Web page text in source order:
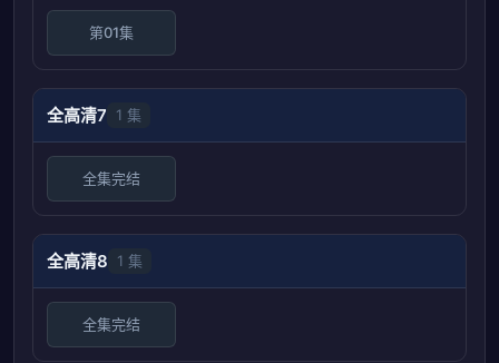
第01集
全高清7 1 集
全集完结
全高清8 1 集
全集完结